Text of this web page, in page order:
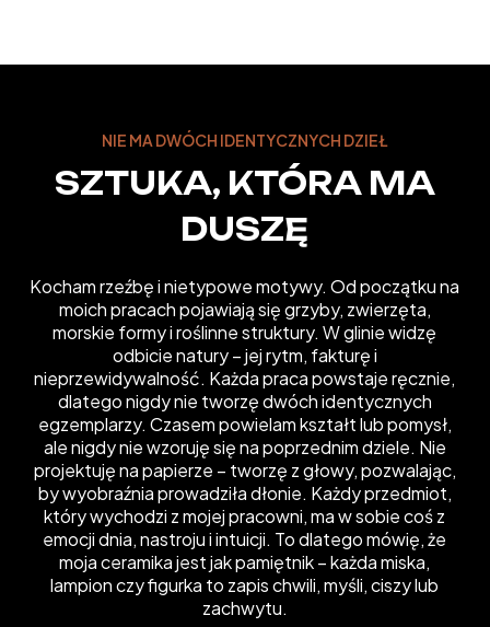
NIE MA DWÓCH IDENTYCZNYCH DZIEŁ
SZTUKA, KTÓRA MA
DUSZĘ
Kocham rzeźbę i nietypowe motywy. Od początku na
moich pracach pojawiają się grzyby, zwierzęta,
morskie formy i roślinne struktury. W glinie widzę
odbicie natury – jej rytm, fakturę i
nieprzewidywalność. Każda praca powstaje ręcznie,
dlatego nigdy nie tworzę dwóch identycznych
egzemplarzy. Czasem powielam kształt lub pomysł,
ale nigdy nie wzoruję się na poprzednim dziele. Nie
projektuję na papierze – tworzę z głowy, pozwalając,
by wyobraźnia prowadziła dłonie. Każdy przedmiot,
który wychodzi z mojej pracowni, ma w sobie coś z
emocji dnia, nastroju i intuicji. To dlatego mówię, że
moja ceramika jest jak pamiętnik – każda miska,
lampion czy figurka to zapis chwili, myśli, ciszy lub
zachwytu.